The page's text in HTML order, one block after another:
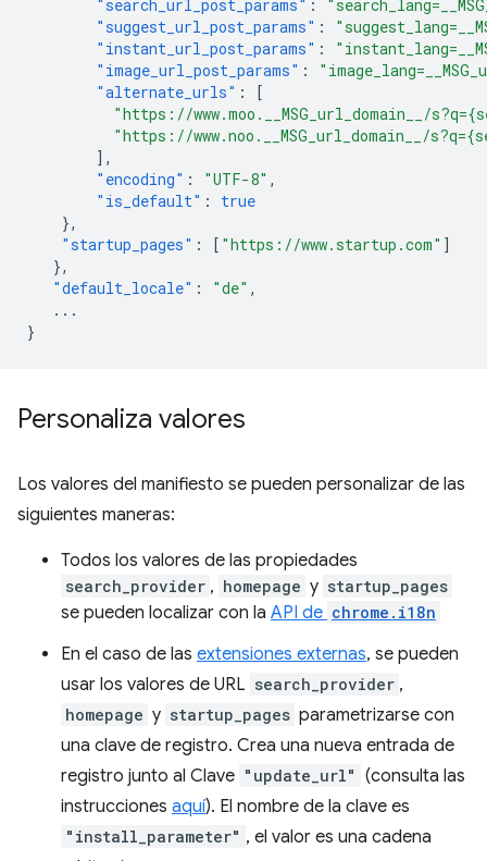
"search_url_post_params" :
"suggest_url_post_params" :
"instant_url_post_params" :
"image_url_post_params" :
"alternate_urls" :
[
"https://www.moo.__MSG_url_domain__/
"https://www.noo.__MSG_url_domain__/
],
"encoding" : "UTF-8" ,
"is_default" :
true
},
"startup_pages" : [ "https://www.startup.com" ]
},
"default_locale" : "de" ,
...
}
Personaliza valores
Los valores del manifiesto se pueden personalizar de las
siguientes maneras:
Todos los valores de las propiedades
search_provider , homepage y startup_pages
se pueden localizar con la API de chrome.i18n
En el caso de las extensiones externas, se pueden
usar los valores de URL search_provider ,
homepage y startup_pages parametrizarse con
una clave de registro. Crea una nueva entrada de
registro junto al Clave "update_url" (consulta las
instrucciones aquí). El nombre de la clave es
"install_parameter" , el valor es una cadena